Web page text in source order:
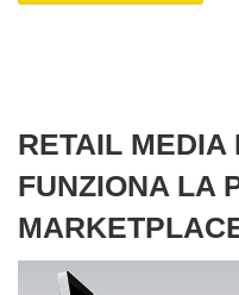
RETAIL MEDIA
FUNZIONA LA